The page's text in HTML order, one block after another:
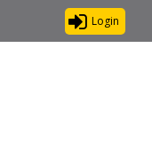
Login